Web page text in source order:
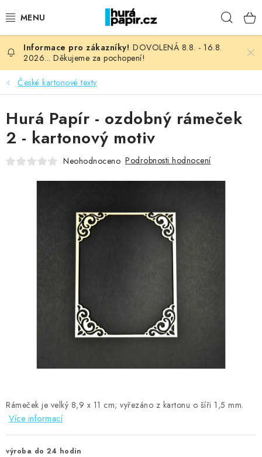
na
NOVINKY
HURÁ DÍLNA
VŠECHNO ZBOŽÍ
KNIHAŘSKÝ MATERIÁL
MOJE OBJEDNÁVKA
Kontakty Moje objednávka
Oblíbené ♥️
DOVOLENÁ 8.8. - 16.8.
2026... Děkujeme za pochopení!
České kartonové texty
Rámeček je velký 8,9 x 11 cm; vyřezáno z kartonu o šíři 1,5 mm.
Více informací
výroba do 24 hodin
Hurá Papír - ozdobný rámeček
2 - kartonový motiv
Neohodnoceno Podrobnosti hodnocení